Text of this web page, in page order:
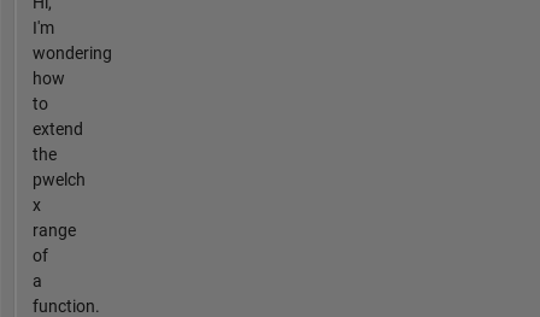
I'm
wondering
how
to
extend
the
pwelch
x
range
of
a
function.